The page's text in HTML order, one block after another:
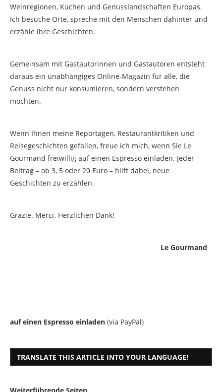
Weinregionen, Küchen und Genusslandschaften Europas.
Ich besuche Orte, spreche mit den Menschen dahinter und
erzähle ihre Geschichten.
Gemeinsam mit Gastautorinnen und Gastautoren entsteht
daraus ein unabhängiges Online-Magazin für alle, die
Genuss nicht nur konsumieren, sondern verstehen
möchten.
Wenn Ihnen meine Reportagen, Restaurantkritiken und
Reisegeschichten gefallen, freue ich mich, wenn Sie Le
Gourmand freiwillig auf einen Espresso einladen. Jeder
Beitrag – ob 3, 5 oder 20 Euro – hilft dabei, neue
Geschichten zu erzählen.
Grazie. Merci. Herzlichen Dank!
Le Gourmand
auf einen Espresso einladen (via PayPal)
TRANSLATE THIS ARTICLE INTO YOUR LANGUAGE!